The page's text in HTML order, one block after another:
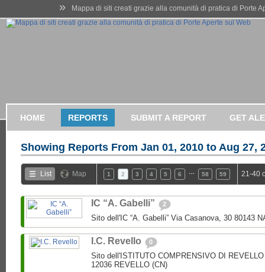
» Mappa di siti creati grazie alla comunità di pratica di Porte
HOME REPORTS SUBMIT A REPORT GET
Showing Reports From Jan 01, 2010 to Aug 27,
List Map 1 2 3 4 5 6 58 59 21-40
IC “A. Gabelli” 2
Sito dell'IC “A. Gabelli” Via Casanova, 30 80143
I.C. Revello 0
Sito dell'ISTITUTO COMPRENSIVO DI
12036 REVELLO (CN)